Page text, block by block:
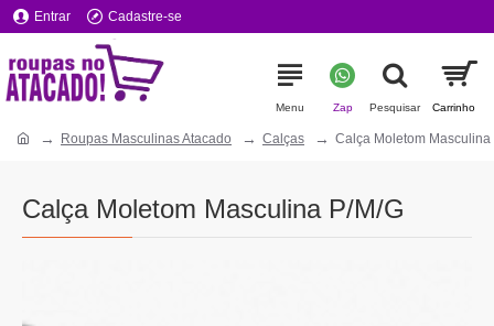
Entrar Cadastre-se
Roupas Masculinas Atacado Calças Calça Moletom Masculina
Calça Moletom Masculina P/M/G